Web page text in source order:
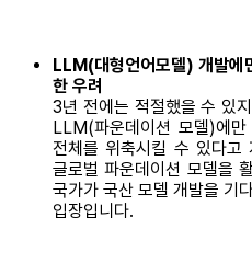
LLM(대형언어모델) 개발에
한 우려
3년 전에는 적절했을 수 있
LLM(파운데이션 모델)에
전체를 위축시킬 수 있다고
글로벌 파운데이션 모델을
국가가 국산 모델 개발을 기
입장입니다.